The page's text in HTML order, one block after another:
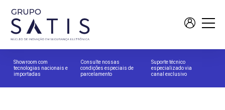
Showroom com
tecnologias nacionais e
importadas
Consulte nossas
condições especiais de
parcelamento
Suporte técnico
especializado via
canal exclusivo